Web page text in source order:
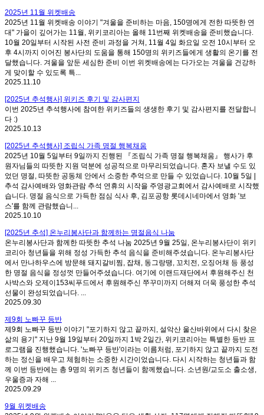
2025년 11월 위켓배송
2025년 11월 위켓배송 이야기 "겨울을 준비하는 마음, 150명에게 전한 따뜻한 연
대" 가을이 깊어가는 11월, 위키코리아는 올해 11번째 위켓배송을 준비했습니다.
10월 20일부터 시작된 사전 준비 과정을 거쳐, 11월 4일 화요일 오전 10시부터 오
후 4시까지 이어진 봉사단의 도움을 통해 150명의 위키즈들에게 생활의 온기를 전
달했습니다. 겨울을 앞둔 세심한 준비 이번 위켓배송에는 다가오는 겨울을 건강하
게 맞이할 수 있도록 특...
2025.11.10
[2025년 추석행사] 위키즈 후기 및 감사편지
이번 2025년 추석행사에 참여한 위키즈들의 생생한 후기 및 감사편지를 전달합니
다 :)
2025.10.13
[2025년 추석행사] 조립식 가족 명절 행복채움
2025년 10월 5일부터 9일까지 진행된 『조립식 가족 명절 행복채움』 행사가 후
원자님들의 따뜻한 지원 덕분에 성공적으로 마무리되었습니다. 혼자 보낼 수도 있
었던 명절, 따뜻한 공동체 안에서 소중한 추억으로 만들 수 있었습니다. 10월 5일 |
추석 감사예배와 영화관람 추석 연휴의 시작을 주영광교회에서 감사예배로 시작했
습니다. 명절 음식으로 가득한 점심 식사 후, 김포공항 롯데시네마에서 영화 '보
스'를 함께 관람했습니...
2025.10.10
[2025년 추석] 온누리봉사단과 함께하는 명절음식 나눔
온누리봉사단과 함께한 따뜻한 추석 나눔 2025년 9월 25일, 온누리봉사단이 위키
코리아 청년들을 위해 정성 가득한 추석 음식을 준비해주셨습니다. 온누리봉사단
에서 만나하우스에 방문해 돼지갈비찜, 잡채, 동그랑땡, 꼬치전, 오징어채 등 풍성
한 명절 음식을 정성껏 만들어주셨습니다. 여기에 이랜드재단에서 후원해주신 천
사박스와 오제이153씨푸드에서 후원해주신 쭈꾸미까지 더해져 더욱 풍성한 추석
선물이 완성되었습니다. ...
2025.09.30
제9회 노빠꾸 등반
제9회 노빠꾸 등반 이야기 "포기하지 않고 끝까지, 설악산 울산바위에서 다시 찾은
삶의 용기" 지난 9월 19일부터 20일까지 1박 2일간, 위키코리아는 특별한 등반 프
로그램을 진행했습니다. '노빠꾸 등반'이라는 이름처럼, 포기하지 않고 끝까지 도전
하는 정신을 배우고 체험하는 소중한 시간이었습니다. 다시 시작하는 청년들과 함
께 이번 등반에는 총 9명의 위키즈 청년들이 함께했습니다. 소년원/교도소 출소생,
우울증과 자해 ...
2025.09.29
9월 위켓배송